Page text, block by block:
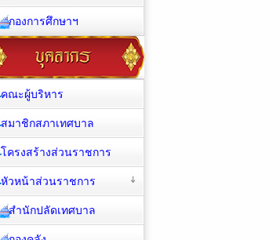
กองการศึกษาฯ
คณะผู้บริหาร
สมาชิกสภาเทศบาล
โครงสร้างส่วนราชการ
หัวหน้าส่วนราชการ
สำนักปลัดเทศบาล